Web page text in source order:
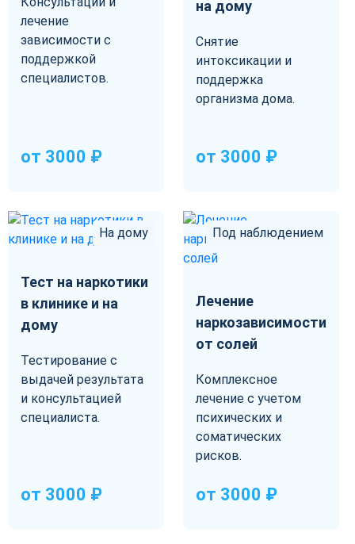
лечение
зависимости с
поддержкой
специалистов.
от 3000 ₽
на дому
Снятие
интоксикации и
поддержка
организма дома.
от 3000 ₽
На дому
Тест на наркотики
в клинике и на
дому
Тестирование с
выдачей результата
и консультацией
специалиста.
от 3000 ₽
Под наблюдением
Лечение
наркозависимости
от солей
Комплексное
лечение с учетом
психических и
соматических
рисков.
от 3000 ₽